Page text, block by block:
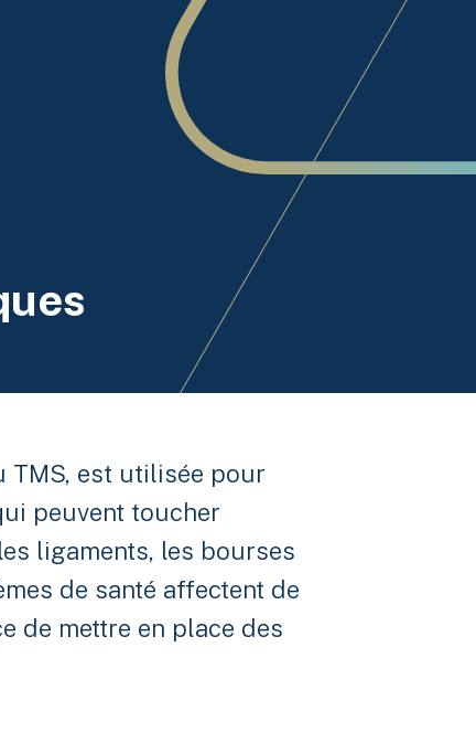
TMS, est utilisée pour
peuvent toucher
ligaments, les bourses
de santé affectent de
de mettre en place des